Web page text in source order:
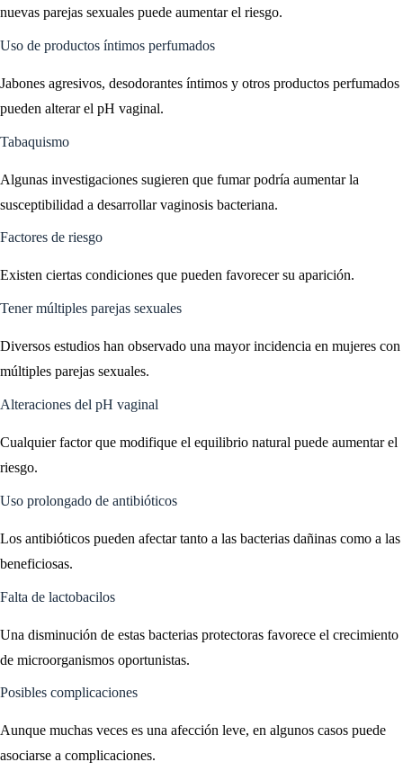
nuevas parejas sexuales puede aumentar el riesgo.
Uso de productos íntimos perfumados
Jabones agresivos, desodorantes íntimos y otros productos perfumados
pueden alterar el pH vaginal.
Tabaquismo
Algunas investigaciones sugieren que fumar podría aumentar la
susceptibilidad a desarrollar vaginosis bacteriana.
Factores de riesgo
Existen ciertas condiciones que pueden favorecer su aparición.
Tener múltiples parejas sexuales
Diversos estudios han observado una mayor incidencia en mujeres con
múltiples parejas sexuales.
Alteraciones del pH vaginal
Cualquier factor que modifique el equilibrio natural puede aumentar el
riesgo.
Uso prolongado de antibióticos
Los antibióticos pueden afectar tanto a las bacterias dañinas como a las
beneficiosas.
Falta de lactobacilos
Una disminución de estas bacterias protectoras favorece el crecimiento
de microorganismos oportunistas.
Posibles complicaciones
Aunque muchas veces es una afección leve, en algunos casos puede
asociarse a complicaciones.